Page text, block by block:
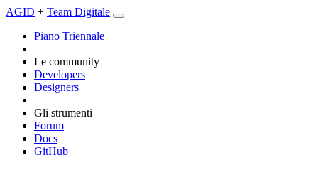
AGID + Team Digitale
Piano Triennale
Le community
Developers
Designers
Gli strumenti
Forum
Docs
GitHub